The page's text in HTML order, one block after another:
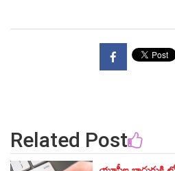
Related Post